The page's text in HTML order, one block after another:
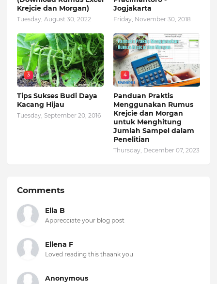
Krejcie dan Morgan)
Tuesday, August 30, 2022
Jogjakarta
Friday, November 30, 2018
3
Tips Sukses Budi Daya
Kacang Hijau
Tuesday, September 20, 2016
4
Panduan Praktis
Menggunakan Rumus
Krejcie dan Morgan
untuk Menghitung
Jumlah Sampel dalam
Penelitian
Thursday, December 07, 2023
Comments
Ella B
Apprecciate your blog post
Ellena F
Loved reading this thaank you
Anonymous